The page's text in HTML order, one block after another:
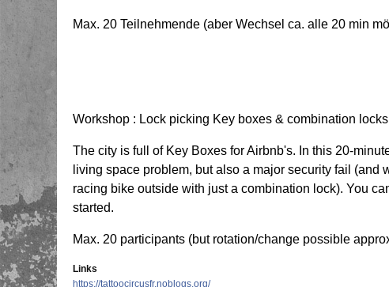
Max. 20 Teilnehmende (aber Wechsel ca. alle 20 min
Workshop : Lock picking Key boxes & combination locks
The city is full of Key Boxes for Airbnb's. In this 20-
living space problem, but also a major security fail
racing bike outside with just a combination lock). You
started.
Max. 20 participants (but rotation/change possible
Links
https://tattoocircusfr.noblogs.org/